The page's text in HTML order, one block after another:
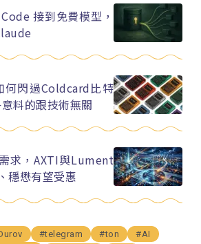
接到免費模型，
何閃過Coldcard比特
料的跟技術無關
求，AXTI與Lument
穩懋有望受惠
#telegram #ton
#AI